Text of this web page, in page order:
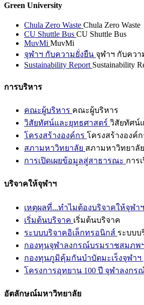
Green University
Chula Zero Waste Chula Zero Waste
CU Shuttle Bus CU Shuttle Bus
MuvMi MuvMi
จุฬาฯ กับความยั่งยืน จุฬาฯ กับควา
Sustainability Report Sustainability
การบริหาร
คณะผู้บริหาร คณะผู้บริหาร
วิสัยทัศน์และยุทธศาสตร์ วิสัยทัศน์
โครงสร้างองค์กร โครงสร้างองค์ก
สภามหาวิทยาลัย สภามหาวิทยาลัย
การเปิดเผยข้อมูลสู่สาธารณะ การ
บริจาคให้จุฬาฯ
เหตุผลที่...ทำไมต้องบริจาคให้จุฬาฯ
เริ่มต้นบริจาค เริ่มต้นบริจาค
ระบบบริจาคอิเล็กทรอนิกส์ ระบบบ
กองทุนจุฬาลงกรณ์บรมราชสมภพ
กองทุนภูมิคุ้มกันบำบัดมะเร็งจุฬาฯ
โครงการอุทยาน 100 ปี จุฬาลงกร
อัตลักษณ์มหาวิทยาลัย